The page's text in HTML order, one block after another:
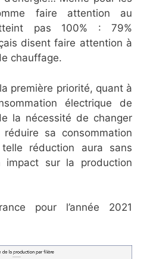
faire attention au
pas 100% : 79%
disent faire attention à
chauffage.
première priorité, quant à
électrique de
la nécessité de changer
sa consommation
réduction aura sans
sur la production
pour l’année 2021